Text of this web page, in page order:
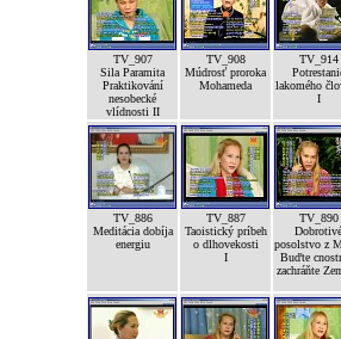
TV_907
Sila Paramita
Praktikování
nesobecké
vlídnosti II
TV_908
Múdrosť proroka
Mohameda
TV_914
lakomého
I
TV_886
Meditácia dobíja
energiu
TV_887
Taoistický príbeh
o dlhovekosti
I
TV_890
Dobrotivé
posolstvo z
Buďte
zachráňte